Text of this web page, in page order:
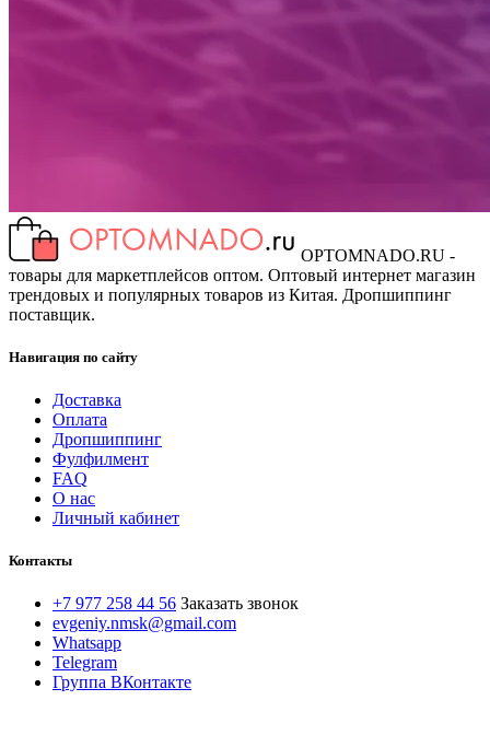
OPTOMNADO.RU -
товары для маркетплейсов оптом. Оптовый интернет магазин
трендовых и популярных товаров из Китая. Дропшиппинг
поставщик.
Навигация по сайту
Доставка
Оплата
Дропшиппинг
Фулфилмент
FAQ
О нас
Личный кабинет
Контакты
+7 977 258 44 56 Заказать звонок
evgeniy.nmsk@gmail.com
Whatsapp
Telegram
Группа ВКонтакте